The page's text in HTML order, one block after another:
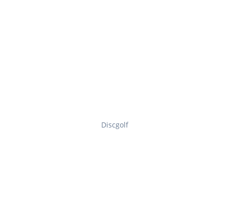
Discgolf